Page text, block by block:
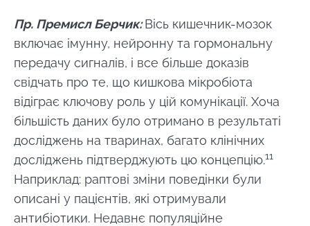
Пр. Премисл Берчик: Вісь кишечник-мозок
включає імунну, нейронну та гормональну
передачу сигналів, і все більше доказів
свідчать про те, що кишкова мікробіота
відіграє ключову роль у цій комунікації. Хоча
більшість даних було отримано в результаті
досліджень на тваринах, багато клінічних
досліджень підтверджують цю концепцію.11
Наприклад: раптові зміни поведінки були
описані у пацієнтів, які отримували
антибіотики. Недавнє популяційне
* Обов'язкові поля
BMI 20-35
природний
союзник нашої
шипучий, з
приємною
природно
багатий на
живі
мікроорганізми,
кефір
приваблює
дедалі біл...
Питна вода:
життя... та
мікроорганізмів
Прочитати
статтю